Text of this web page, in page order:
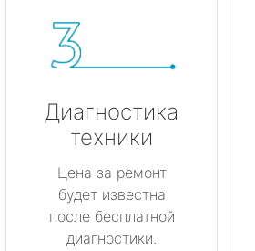
Диагностика
техники
Цена за ремонт
будет известна
после бесплатной
диагностики.